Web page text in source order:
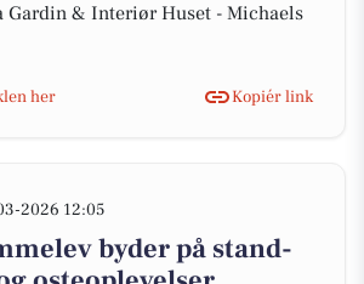
Gardin & Interiør Huset - Michaels
her Kopiér link
2026 12:05
byder på stand-